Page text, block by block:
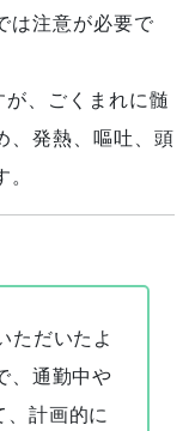
は注意が必要で
、ごくまれに髄
、発熱、嘔吐、頭
ただいたよ
、通勤中や
計画的に